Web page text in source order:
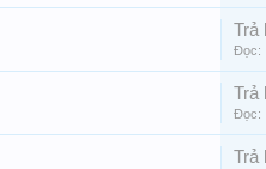
Trả
Đọc:
Trả
Đọc:
Trả